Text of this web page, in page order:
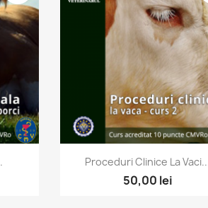
Vizualizare rapida
Proceduri Clinice La
50,00 lei